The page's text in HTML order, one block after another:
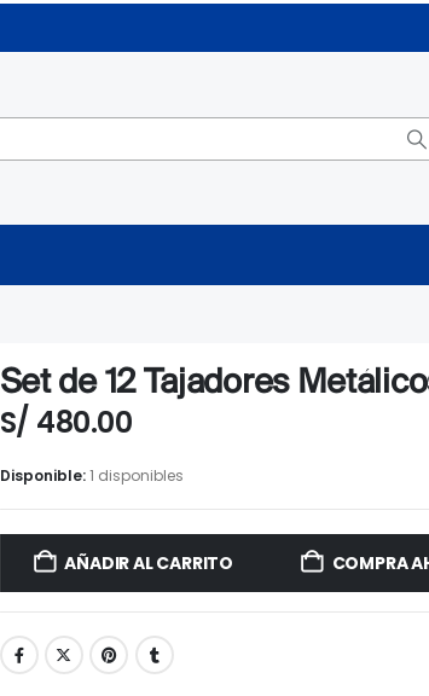
Set de 12 Tajadores
S/ 480.00
Disponible:1 disponibles
AÑADIR AL CARRITO COMPRA